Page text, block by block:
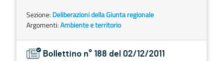
Sezione: Deliberazioni della Giunta regionale
Argomenti:Ambiente e territorio
Bollettino n° 188 del 02/12/2011